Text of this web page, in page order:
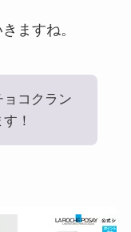
ますね。
コクラン
！